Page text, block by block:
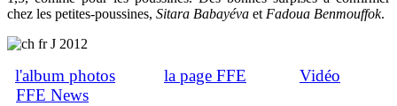
chez les petites-poussines, Sitara Babayéva et Fadoua Benmouffok.
l'album photos la page FFE
Vidéo
FFE News